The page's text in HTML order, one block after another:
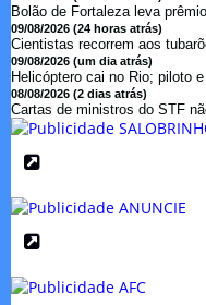
Bolão de Fortaleza leva
09/08/2026 (24 horas atrás)
Cientistas recorrem aos
09/08/2026 (um dia atrás)
Helicóptero cai no Rio; piloto
08/08/2026 (2 dias atrás)
Cartas de ministros do STF